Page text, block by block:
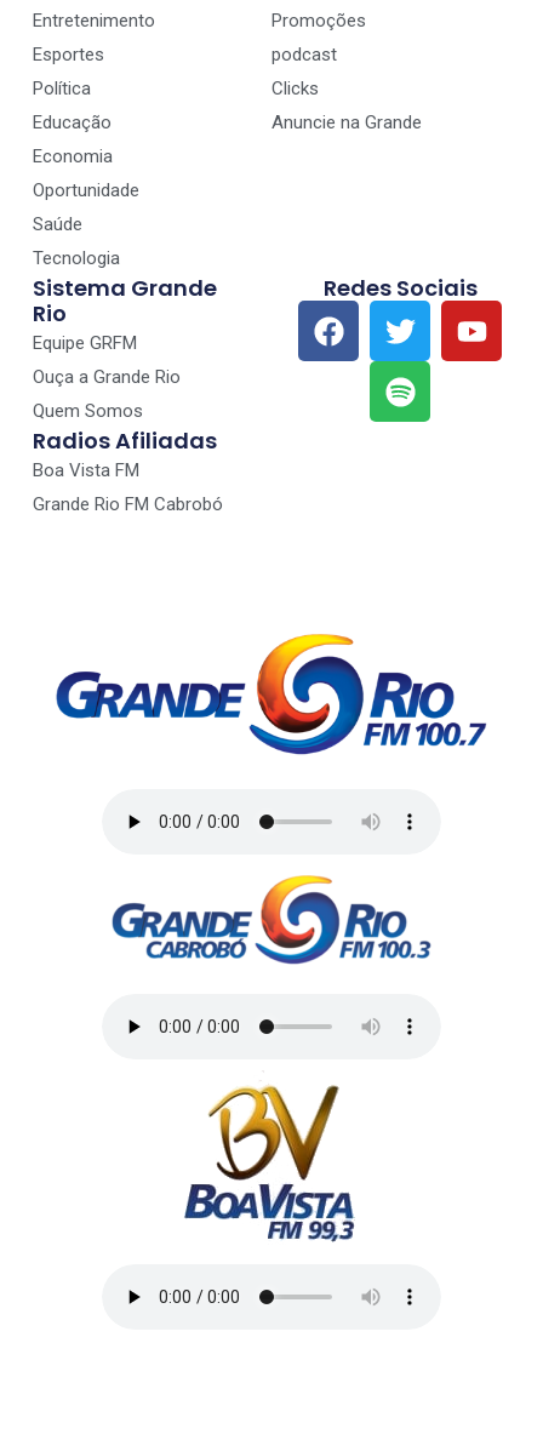
Entretenimento
Esportes
Política
Educação
Economia
Oportunidade
Saúde
Tecnologia
Promoções
podcast
Clicks
Anuncie na Grande
Sistema Grande
Rio
Equipe GRFM
Ouça a Grande Rio
Quem Somos
Radios Afiliadas
Boa Vista FM
Grande Rio FM Cabrobó
Redes Sociais